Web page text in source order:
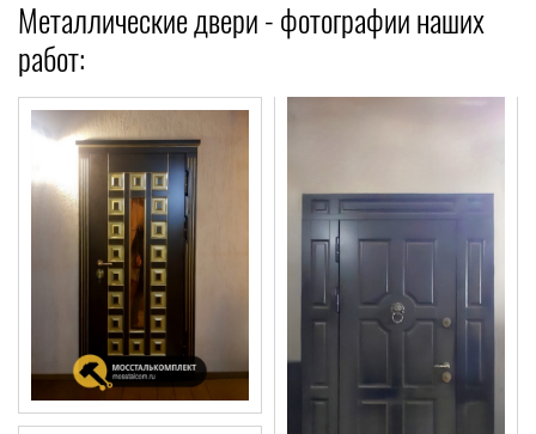
Металлические двери - фотографии наших
работ: